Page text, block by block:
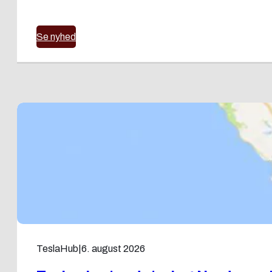
Se nyhed
TeslaHub 6. august 2026